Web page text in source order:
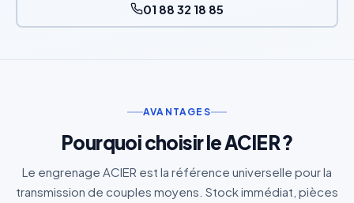
01 88 32 18 85
AVANTAGES
Pourquoi choisir le ACIER ?
Le engrenage ACIER est la référence universelle pour la
transmission de couples moyens. Stock immédiat, pièces